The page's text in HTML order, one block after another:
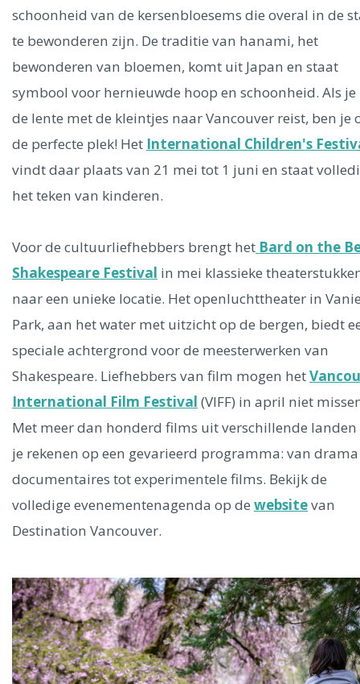
schoonheid van de kersenbloesems die overal in de
te bewonderen zijn. De traditie van hanami, het
bewonderen van bloemen, komt uit Japan en staat
symbool voor hernieuwde hoop en schoonheid. Als je
de lente met de kleintjes naar Vancouver reist, ben je
de perfecte plek! Het International Children's
vindt daar plaats van 21 mei tot 1 juni en staat
het teken van kinderen.
Voor de cultuurliefhebbers brengt het Bard on the
Shakespeare Festival in mei klassieke
naar een unieke locatie. Het openluchttheater in
Park, aan het water met uitzicht op de bergen, biedt
speciale achtergrond voor de meesterwerken van
Shakespeare. Liefhebbers van film mogen het
International Film Festival (VIFF) in april niet
Met meer dan honderd films uit verschillende
je rekenen op een gevarieerd programma: van
documentaires tot experimentele films. Bekijk de
volledige evenementenagenda op de websitevan
Destination Vancouver.